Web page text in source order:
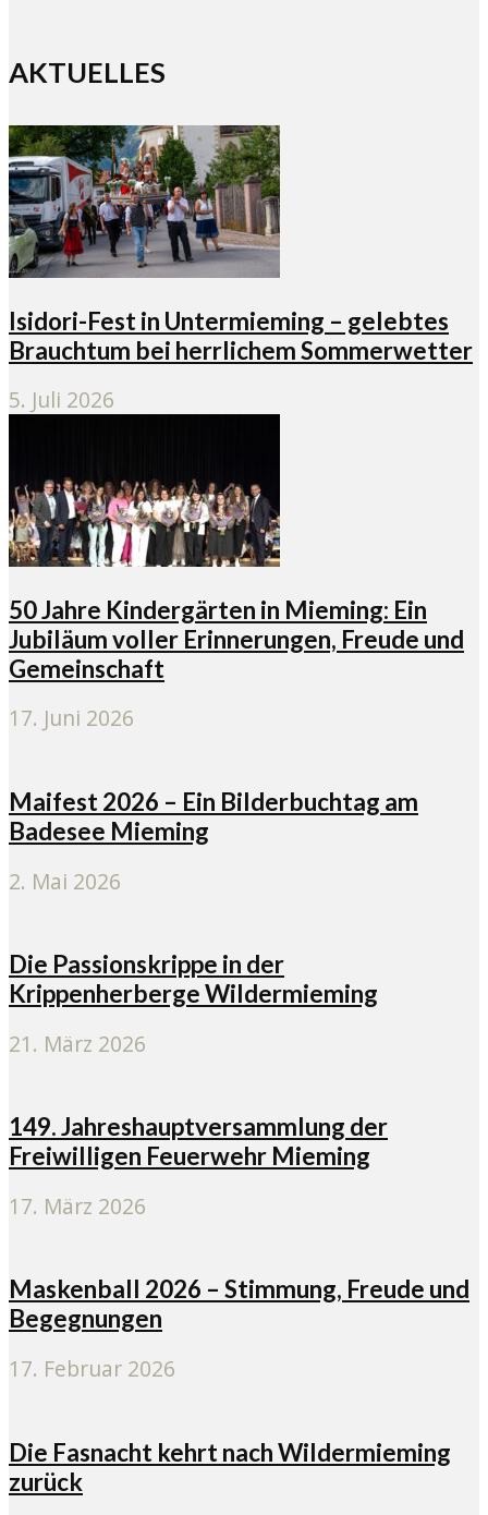
AKTUELLES
Isidori-Fest in Untermieming – gelebtes
Brauchtum bei herrlichem Sommerwetter
5. Juli 2026
50 Jahre Kindergärten in Mieming: Ein
Jubiläum voller Erinnerungen, Freude und
Gemeinschaft
17. Juni 2026
Maifest 2026 – Ein Bilderbuchtag am
Badesee Mieming
2. Mai 2026
Die Passionskrippe in der
Krippenherberge Wildermieming
21. März 2026
149. Jahreshauptversammlung der
Freiwilligen Feuerwehr Mieming
17. März 2026
Maskenball 2026 – Stimmung, Freude und
Begegnungen
17. Februar 2026
Die Fasnacht kehrt nach Wildermieming
zurück